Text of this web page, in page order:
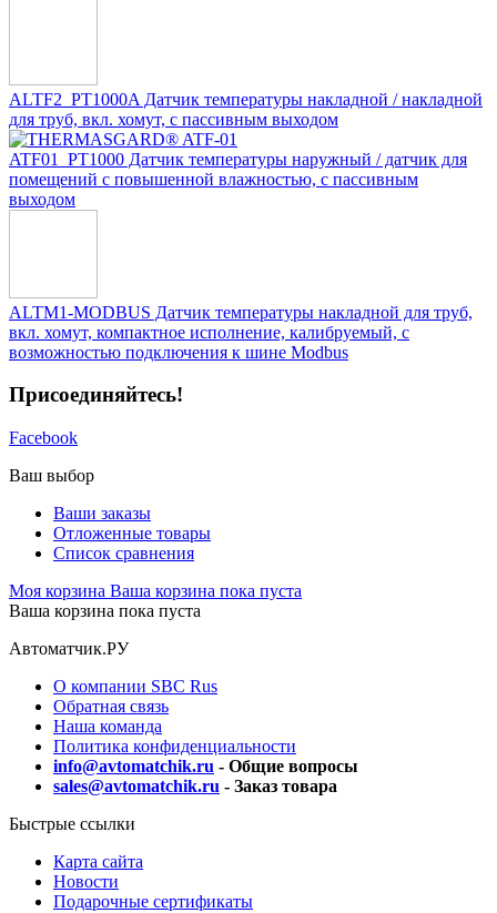
ALTF2_PT1000A Датчик температуры накладной / накладной
для труб, вкл. хомут, с пассивным выходом
ATF01_PT1000 Датчик температуры наружный / датчик для
помещений с повышенной влажностью, с пассивным
выходом
ALTM1-MODBUS Датчик температуры накладной для труб,
вкл. хомут, компактное исполнение, калибруемый, с
возможностью подключения к шине Modbus
Присоединяйтесь!
Facebook
Ваш выбор
Ваши заказы
Отложенные товары
Список сравнения
Моя корзина Ваша корзина пока пуста
Ваша корзина пока пуста
Автоматчик.РУ
О компании SBC Rus
Обратная связь
Наша команда
Политика конфиденциальности
info@avtomatchik.ru - Общие вопросы
sales@avtomatchik.ru - Заказ товара
Быстрые ссылки
Карта сайта
Новости
Подарочные сертификаты